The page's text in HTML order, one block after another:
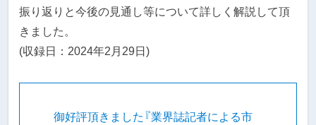
振り返りと今後の見通し等について詳しく解説して頂
きました。
(収録日：2024年2月29日)
御好評頂きました『業界誌記者による市